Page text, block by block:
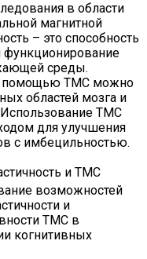
в области
магнитной
– это способность
функционирование
среды.
помощью ТМС можно
областей мозга и
ТМС
для улучшения
с имбецильностью.
и ТМС
возможностей
и
ТМС в
когнитивных